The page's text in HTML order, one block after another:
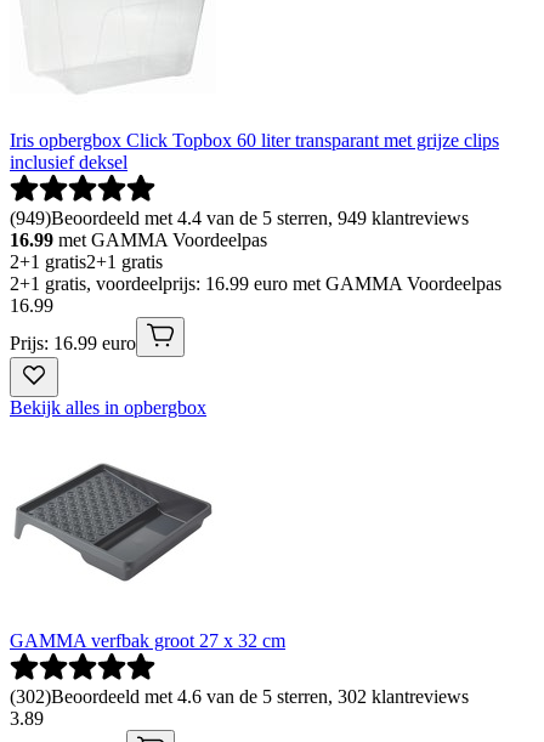
Iris opbergbox Click Topbox 60 liter transparant met grijze clips
inclusief deksel
(949)Beoordeeld met 4.4 van de 5 sterren, 949 klantreviews
16.99 met GAMMA Voordeelpas
2+1 gratis2+1 gratis
2+1 gratis, voordeelprijs: 16.99 euro met GAMMA Voordeelpas
16.99
Prijs: 16.99 euro
Bekijk alles in opbergbox
GAMMA verfbak groot 27 x 32 cm
(302)Beoordeeld met 4.6 van de 5 sterren, 302 klantreviews
3.89